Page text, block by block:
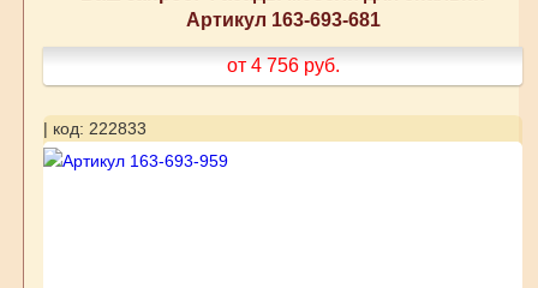
Артикул 163-693-681
от 4 756 руб.
| код: 222833